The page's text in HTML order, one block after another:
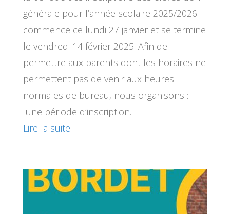
générale pour l’année scolaire 2025/2026
commence ce lundi 27 janvier et se termine
le vendredi 14 février 2025. Afin de
permettre aux parents dont les horaires ne
permettent pas de venir aux heures
normales de bureau, nous organisons : –
une période d’inscription…
Lire la suite